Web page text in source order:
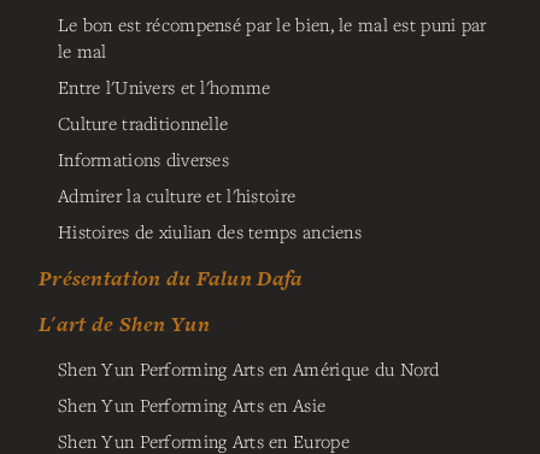
Le bon est récompensé par le bien, le mal est puni par
le mal
Entre l'Univers et l'homme
Culture traditionnelle
Informations diverses
Admirer la culture et l'histoire
Histoires de xiulian des temps anciens
Présentation du Falun Dafa
L'art de Shen Yun
Shen Yun Performing Arts en Amérique du Nord
Shen Yun Performing Arts en Asie
Shen Yun Performing Arts en Europe